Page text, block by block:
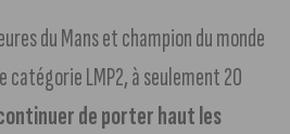
du Mans et champion du monde
catégorie LMP2, à seulement 20
de porter haut les